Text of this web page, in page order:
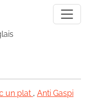
un plat , Anti Gaspi